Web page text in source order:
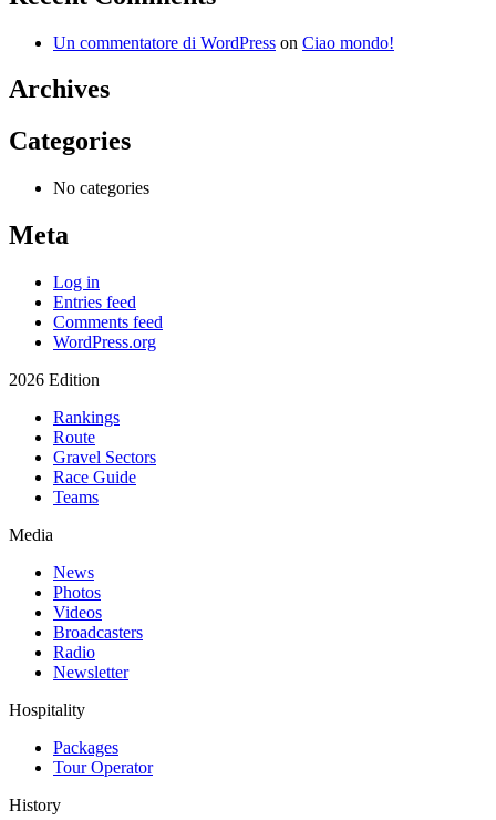
Un commentatore di WordPress on Ciao mondo!
Archives
Categories
No categories
Meta
Log in
Entries feed
Comments feed
WordPress.org
2026 Edition
Rankings
Route
Gravel Sectors
Race Guide
Teams
Media
News
Photos
Videos
Broadcasters
Radio
Newsletter
Hospitality
Packages
Tour Operator
History